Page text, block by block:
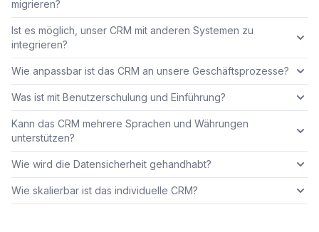
migrieren?
Ist es möglich, unser CRM mit anderen Systemen zu
integrieren?
Wie anpassbar ist das CRM an unsere Geschäftsprozesse?
Was ist mit Benutzerschulung und Einführung?
Kann das CRM mehrere Sprachen und Währungen
unterstützen?
Wie wird die Datensicherheit gehandhabt?
Wie skalierbar ist das individuelle CRM?